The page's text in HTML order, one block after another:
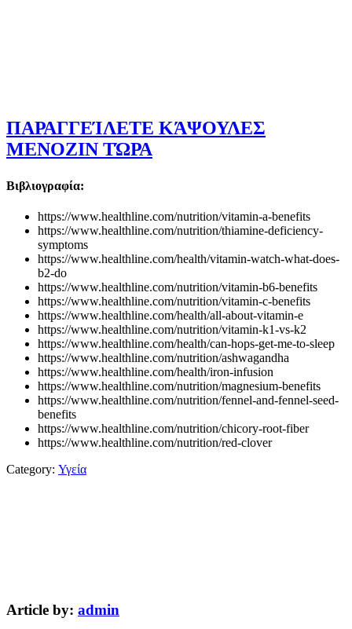
ΠΑΡΑΓΓΕΊΛΕΤΕ ΚΆΨΟΥΛΕΣ
MENOZIN ΤΏΡΑ
Βιβλιογραφία:
https://www.healthline.com/nutrition/vitamin-a-benefits
https://www.healthline.com/nutrition/thiamine-deficiency-
symptoms
https://www.healthline.com/health/vitamin-watch-what-does-
b2-do
https://www.healthline.com/nutrition/vitamin-b6-benefits
https://www.healthline.com/nutrition/vitamin-c-benefits
https://www.healthline.com/health/all-about-vitamin-e
https://www.healthline.com/nutrition/vitamin-k1-vs-k2
https://www.healthline.com/health/can-hops-get-me-to-sleep
https://www.healthline.com/nutrition/ashwagandha
https://www.healthline.com/health/iron-infusion
https://www.healthline.com/nutrition/magnesium-benefits
https://www.healthline.com/nutrition/fennel-and-fennel-seed-
benefits
https://www.healthline.com/nutrition/chicory-root-fiber
https://www.healthline.com/nutrition/red-clover
Category: Υγεία
Article by: admin